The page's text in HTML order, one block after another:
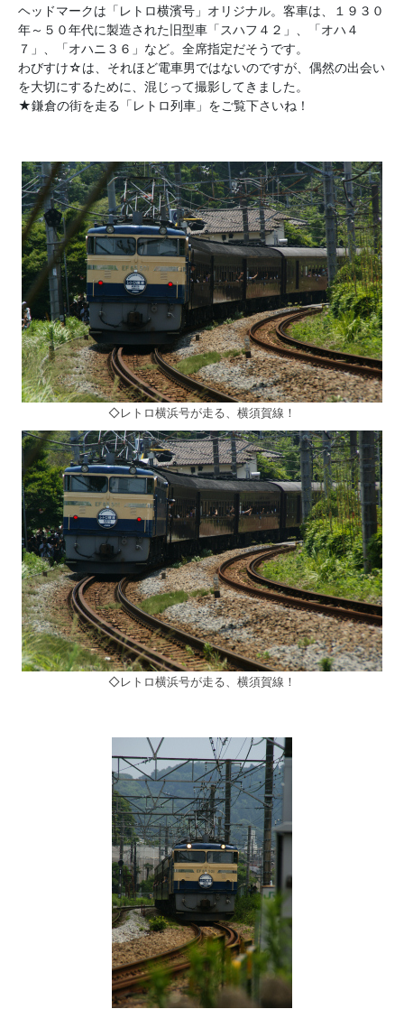
ヘッドマークは「レトロ横濱号」オリジナル。客車は、１９３０
年～５０年代に製造された旧型車「スハフ４２」、「オハ４
７」、「オハニ３６」など。全席指定だそうです。
わびすけ☆は、それほど電車男ではないのですが、偶然の出会い
を大切にするために、混じって撮影してきました。
★鎌倉の街を走る「レトロ列車」をご覧下さいね！
◇レトロ横浜号が走る、横須賀線！
◇レトロ横浜号が走る、横須賀線！